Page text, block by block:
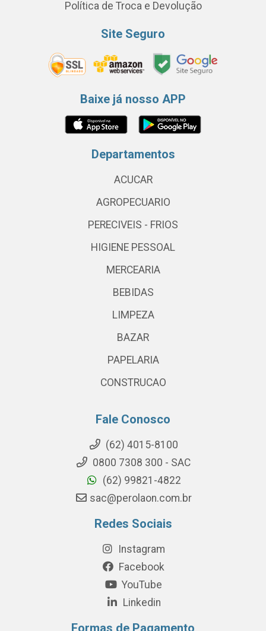
Política de Troca e Devolução
Site Seguro
Baixe já nosso APP
Departamentos
ACUCAR
AGROPECUARIO
PERECIVEIS - FRIOS
HIGIENE PESSOAL
MERCEARIA
BEBIDAS
LIMPEZA
BAZAR
PAPELARIA
CONSTRUCAO
Fale Conosco
(62) 4015-8100
0800 7308 300 - SAC
(62) 99821-4822
sac@perolaon.com.br
Redes Sociais
Instagram
Facebook
YouTube
Linkedin